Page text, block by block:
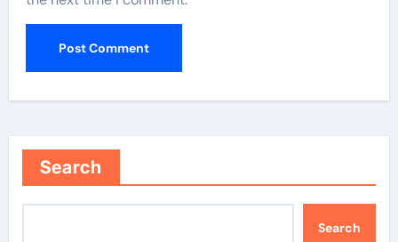
Search
Search